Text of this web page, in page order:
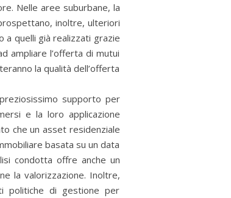
Nelle aree suburbane, la
inoltre, ulteriori
a quelli già realizzati grazie
ampliare l’offerta di mutui
la qualità dell’offerta
supporto per
e la loro applicazione
che un asset residenziale
basata su un data
condotta offre anche un
la valorizzazione. Inoltre,
politiche di gestione per